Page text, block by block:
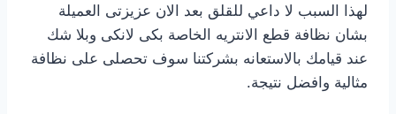
لهذا السبب لا داعي للقلق بعد الان عزيزتى العميلة
بشان نظافة قطع الانتريه الخاصة بكى لانكى وبلا شك
عند قيامك بالاستعانه بشركتنا سوف تحصلى على نظافة
مثالية وافضل نتيجة.